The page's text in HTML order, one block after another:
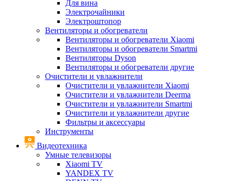
Для вина
Электрочайники
Электроштопор
Вентиляторы и обогреватели
Вентиляторы и обогреватели Xiaomi
Вентиляторы и обогреватели Smartmi
Вентиляторы Dyson
Вентиляторы и обогреватели другие
Очистители и увлажнители
Очистители и увлажнители Xiaomi
Очистители и увлажнители Deerma
Очистители и увлажнители Smartmi
Очистители и увлажнители другие
Фильтры и аксессуары
Инструменты
Видеотехника
Умные телевизоры
Xiaomi TV
YANDEX TV